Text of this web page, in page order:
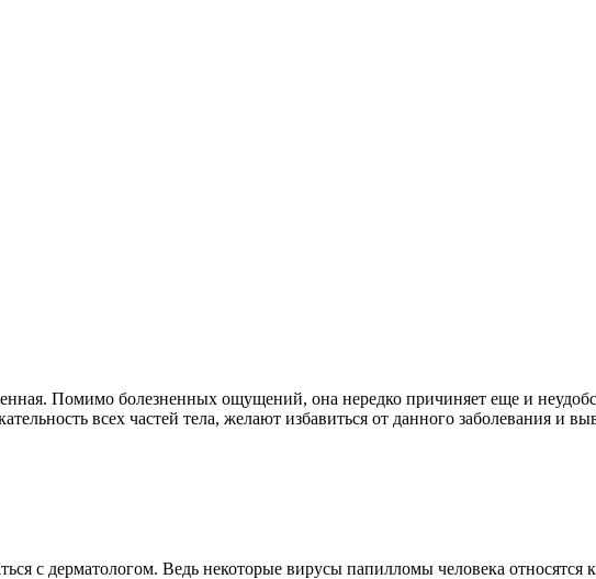
Помимо болезненных ощущений, она нередко причиняет еще и
всех частей тела, желают избавиться от данного заболевания и
с дерматологом. Ведь некоторые вирусы папилломы человека относятся